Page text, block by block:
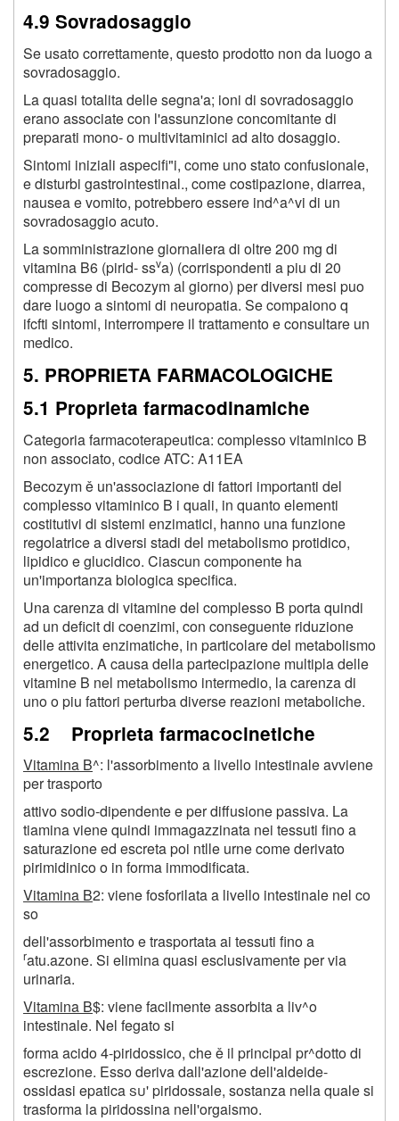
4.9 Sovradosaggio
Se usato correttamente, questo prodotto non da luogo a
sovradosaggio.
La quasi totalita delle segna'a; ioni di sovradosaggio
erano associate con l'assunzione concomitante di
preparati mono- o multivitaminici ad alto dosaggio.
Sintomi iniziali aspecifi"i, come uno stato confusionale,
e disturbi gastrointestinal., come costipazione, diarrea,
nausea e vomito, potrebbero essere ind^a^vi di un
sovradosaggio acuto.
La somministrazione giornaliera di oltre 200 mg di
vitamina B6 (pirid- ssva) (corrispondenti a piu di 20
compresse di Becozym al giorno) per diversi mesi puo
dare luogo a sintomi di neuropatia. Se compaiono q
ifcfti sintomi, interrompere il trattamento e consultare un
medico.
5. PROPRIETA FARMACOLOGICHE
5.1 Proprieta farmacodinamiche
Categoria farmacoterapeutica: complesso vitaminico B
non associato, codice ATC: A11EA
Becozym ě un'associazione di fattori importanti del
complesso vitaminico B i quali, in quanto elementi
costitutivi di sistemi enzimatici, hanno una funzione
regolatrice a diversi stadi del metabolismo protidico,
lipidico e glucidico. Ciascun componente ha
un'importanza biologica specifica.
Una carenza di vitamine del complesso B porta quindi
ad un deficit di coenzimi, con conseguente riduzione
delle attivita enzimatiche, in particolare del metabolismo
energetico. A causa della partecipazione multipla delle
vitamine B nel metabolismo intermedio, la carenza di
uno o piu fattori perturba diverse reazioni metaboliche.
5.2 Proprieta farmacocinetiche
Vitamina B^: l'assorbimento a livello intestinale avviene
per trasporto
attivo sodio-dipendente e per diffusione passiva. La
tiamina viene quindi immagazzinata nei tessuti fino a
saturazione ed escreta poi ntlle urne come derivato
pirimidinico o in forma immodificata.
Vitamina B2: viene fosforilata a livello intestinale nel co
so
dell'assorbimento e trasportata ai tessuti fino a
ratu.azone. Si elimina quasi esclusivamente per via
urinaria.
Vitamina B$: viene facilmente assorbita a liv^o
intestinale. Nel fegato si
forma acido 4-piridossico, che ě il principal pr^dotto di
escrezione. Esso deriva dall'azione dell'aldeide-
ossidasi epaticasu'piridossale, sostanza nella quale si
trasforma la piridossina nell'orgaismo.